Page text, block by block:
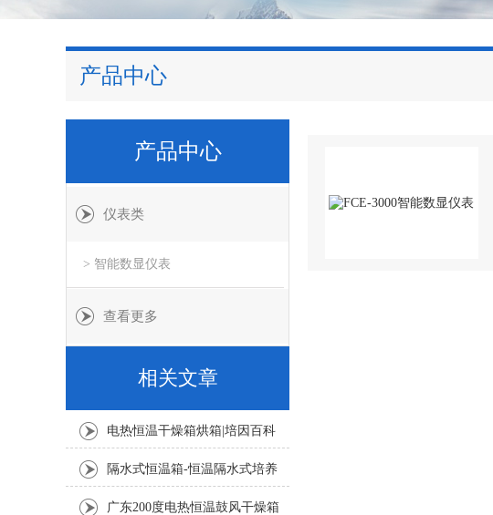
产品中心
产品中心
仪表类
> 智能数显仪表
查看更多
相关文章
电热恒温干燥箱烘箱|培因百科
隔水式恒温箱-恒温隔水式培养
箱
广东200度电热恒温鼓风干燥箱